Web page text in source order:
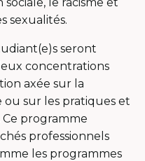
sexualités.
seront
concentrations
axée sur la
sur les pratiques et
programme
professionnels
les programmes